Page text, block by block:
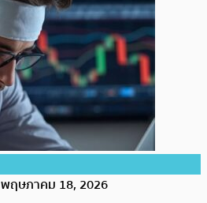
พฤษภาคม 18, 2026